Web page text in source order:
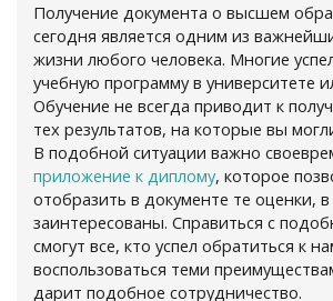
Получение документа о высшем
сегодня является одним из
жизни любого человека. Многие
учебную программу в университете
Обучение не всегда приводит к
тех результатов, на которые вы
В подобной ситуации важно
приложение к диплому, которое
отобразить в документе те оценки,
заинтересованы. Справиться с
смогут все, кто успел обратиться к
воспользоваться теми
дарит подобное сотрудничество.